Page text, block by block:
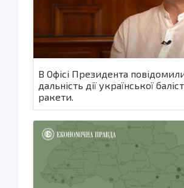
В Офісі Президента
дальність дії української
ракети.